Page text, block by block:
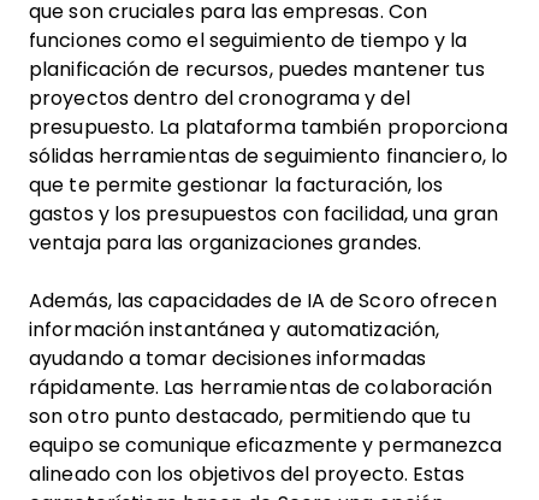
que son cruciales para las empresas. Con
funciones como el seguimiento de tiempo y la
planificación de recursos, puedes mantener tus
proyectos dentro del cronograma y del
presupuesto. La plataforma también proporciona
sólidas herramientas de seguimiento financiero, lo
que te permite gestionar la facturación, los
gastos y los presupuestos con facilidad, una gran
ventaja para las organizaciones grandes.
Además, las capacidades de IA de Scoro ofrecen
información instantánea y automatización,
ayudando a tomar decisiones informadas
rápidamente. Las herramientas de colaboración
son otro punto destacado, permitiendo que tu
equipo se comunique eficazmente y permanezca
alineado con los objetivos del proyecto. Estas